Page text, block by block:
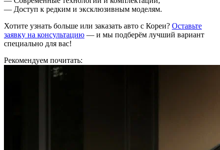
— Доступ к редким и эксклюзивным моделям.
Хотите узнать больше или заказать авто с Кореи? Оставьте
заявку на консультацию — и мы подберём лучший вариант
специально для вас!
Рекомендуем почитать: